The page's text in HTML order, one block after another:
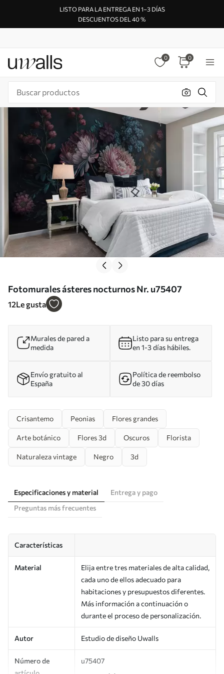
LISTO PARA LA ENTREGA EN 1–3 DÍAS
DESCUENTOS DEL 40 %
0 0
Fotomurales ásteres nocturnos Nr. u75407
12Le gusta
Murales de pared a
medida
Listo para su entrega
en 1-3 días hábiles.
Envío gratuito al
España
Política de reembolso
de 30 días
Crisantemo Peonias Flores grandes
Arte botánico Flores 3d Oscuros Florista
Naturaleza vintage Negro 3d
Especificaciones y material
Entrega y pago
Preguntas más frecuentes
Características
Material
Elija entre tres materiales de alta calidad,
cada uno de ellos adecuado para
habitaciones y presupuestos diferentes.
Más información a continuación o
durante el proceso de personalización.
Autor Estudio de diseño Uwalls
Número de
u75407